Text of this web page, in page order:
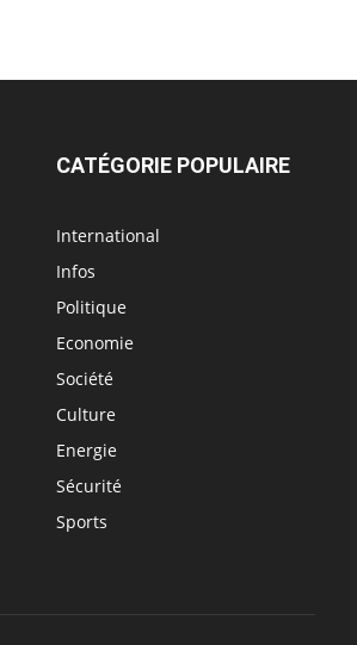
CATÉGORIE POPULAIRE
International
Infos
Politique
Economie
Société
Culture
Energie
Sécurité
Sports